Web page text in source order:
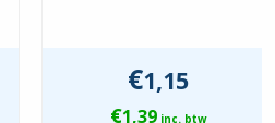
€1,15
€1,39inc. btw